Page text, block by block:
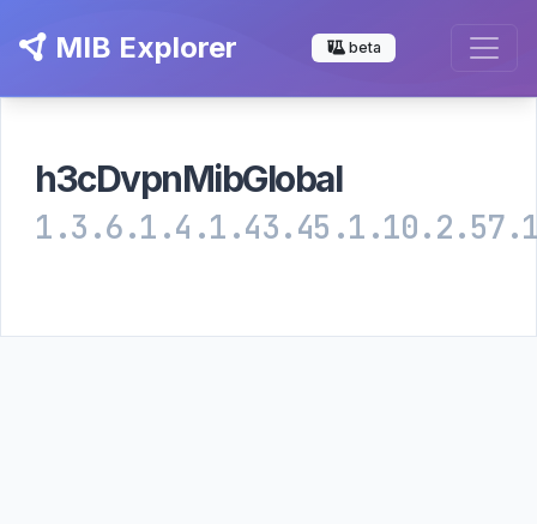
MIB Explorer beta
h3cDvpnMibGlobal